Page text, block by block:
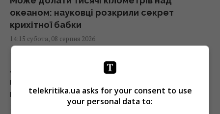
океаном: науковці розкрили секрет
крихітної бабки
14:15 субота, 08 серпня 2026
Лідер російського гурту "Ногу свело!"
вперше назвав справжню причину приїзду
в Україну
14:12 субота, 08 серпня 2026
telekritika.ua asks for your consent to use
your personal data to: